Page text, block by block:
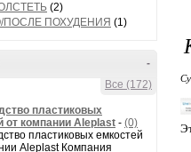
(2)
ПОСЛЕ ПОХУДЕНИЯ (1)
-
Все (172)
пластиковых
от компании Aleplast - (0)
пластиковых емкостей
Aleplast Компания